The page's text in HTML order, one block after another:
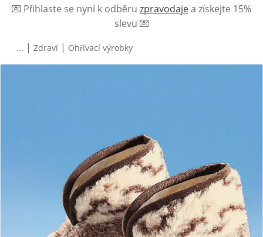
💌 Přihlaste se nyní k odběru zpravodajea získejte 15%
slevu 💌
... | Zdraví | Ohřívací výrobky